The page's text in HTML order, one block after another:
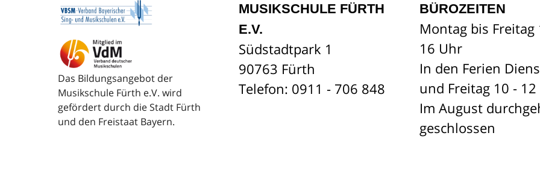
Das Bildungsangebot der
Musikschule Fürth e.V. wird
gefördert durch die Stadt Fürth
und den Freistaat Bayern.
MUSIKSCHULE FÜRTH
E.V.
Südstadtpark 1
90763 Fürth
Telefon: 0911 - 706 848
BÜROZEITEN
Montag bis Freitag
16 Uhr
In den Ferien
und Freitag 10 -
Im August
geschlossen